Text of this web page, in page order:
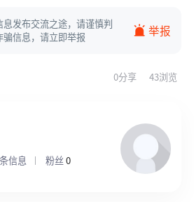
发布交流之途，请谨慎判
信息，请立即举报
举报
0分享 43浏览
信息 粉丝 0